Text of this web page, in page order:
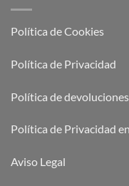
Política de Cookies
Política de Privacidad
Política de devoluciones
Política de Privacidad en
Aviso Legal